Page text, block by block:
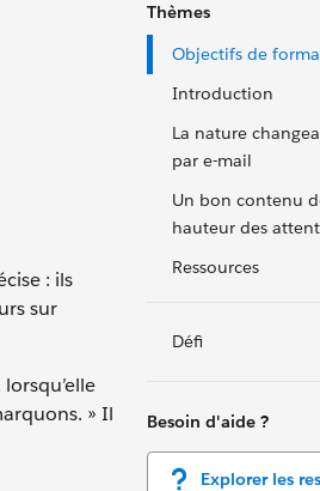
Thèmes
Objectifs de
Introduction
La nature
par e-mail
Un bon contenu
hauteur des
Ressources
Défi
Besoin d'aide ?
Explorer les
: ils
sur
» Il